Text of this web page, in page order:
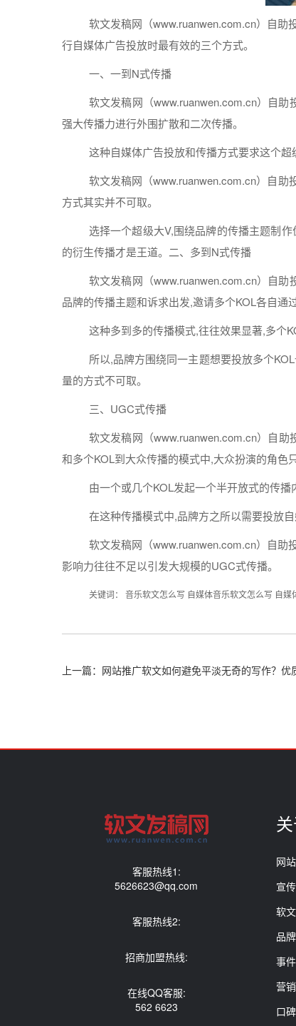
软文发稿网（www.ruanwen.com.cn）自助
行自媒体广告投放时最有效的三个方式。
一、一到N式传播
软文发稿网（www.ruanwen.com.cn）自助
强大传播力进行外围扩散和二次传播。
这种自媒体广告投放和传播方式要求这个超
软文发稿网（www.ruanwen.com.cn）自助
方式其实并不可取。
选择一个超级大V,围绕品牌的传播主题制作
的衍生传播才是王道。二、多到N式传播
软文发稿网（www.ruanwen.com.cn）自助
品牌的传播主题和诉求出发,邀请多个KOL各自通
这种多到多的传播模式,往往效果显著,多个
所以,品牌方围绕同一主题想要投放多个
量的方式不可取。
三、UGC式传播
软文发稿网（www.ruanwen.com.cn）自助
和多个KOL到大众传播的模式中,大众扮演的角色
由一个或几个KOL发起一个半开放式的传播
在这种传播模式中,品牌方之所以需要投放自
软文发稿网（www.ruanwen.com.cn）自助
影响力往往不足以引发大规模的UGC式传播。
关键词： 音乐软文怎么写 自媒体音乐软文怎么写 自媒
上一篇：网站推广软文如何避免平淡无奇的写作？
客服热线1:
5626623@qq.com
客服热线2:
招商加盟热线:
在线QQ客服:
562 6623
网
宣
软
品
事
营
口